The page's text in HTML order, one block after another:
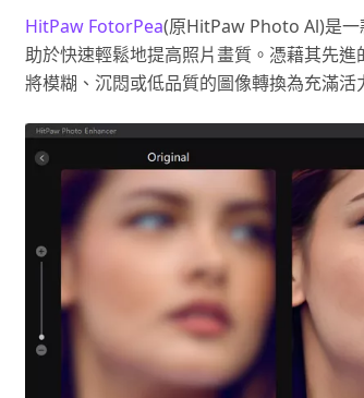
HitPaw FotorPea(原HitPaw Photo Al)是一
助於快速輕鬆地提高照片畫質。憑藉其先
將模糊、沉悶或低品質的圖像轉換為充滿活